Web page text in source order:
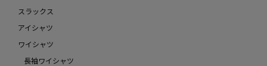
スラックス
アイシャツ
ワイシャツ
長袖ワイシャツ